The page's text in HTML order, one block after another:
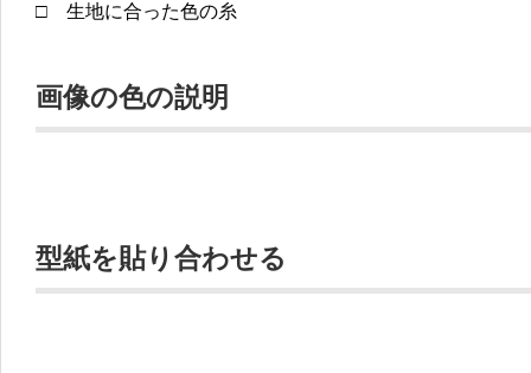
□ 生地に合った色の糸
画像の色の説明
型紙を貼り合わせる